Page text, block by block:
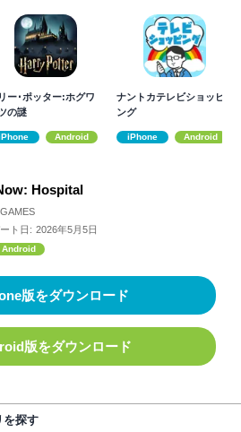
ー･ポッター:ホグワ
の謎
Android
ナントカテレビショッピ
ング
iPhone Android
Hospital
ト日: 2026年5月5日
Android
版をダウンロード
版をダウンロード
を探す